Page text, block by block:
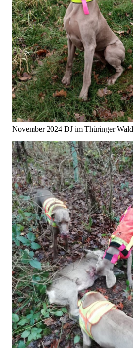
November 2024 DJ im Thüringer Wald